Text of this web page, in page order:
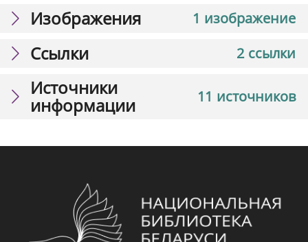
1 изображение
Изображения
2 ссылки
Ссылки
11 источников
Источники
информации